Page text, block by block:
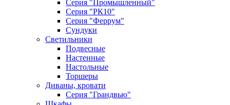
Серия "Промышленный"
Серия "РК10"
Серия "Феррум"
Сундуки
Светильники
Подвесные
Настенные
Настольные
Торшеры
Диваны, кровати
Серия "Грандвью"